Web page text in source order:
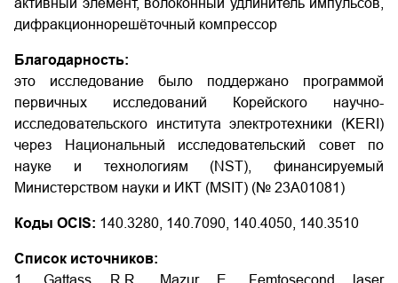
активный элемент, волоконный удлинитель импульсов,
дифракционнорешёточный компрессор
Благодарность:
это исследование было поддержано программой
первичных исследований Корейского научно-
исследовательского института электротехники (KERI)
через Национальный исследовательский совет по
науке и технологиям (NST), финансируемый
Министерством науки и ИКТ (MSIT) (№ 23A01081)
Коды OCIS: 140.3280, 140.7090, 140.4050, 140.3510
Список источников:
1. Gattass R.R., Mazur E. Femtosecond laser